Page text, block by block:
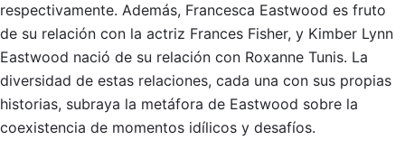
respectivamente. Además, Francesca Eastwood es fruto
de su relación con la actriz Frances Fisher, y Kimber Lynn
Eastwood nació de su relación con Roxanne Tunis. La
diversidad de estas relaciones, cada una con sus propias
historias, subraya la metáfora de Eastwood sobre la
coexistencia de momentos idílicos y desafíos.